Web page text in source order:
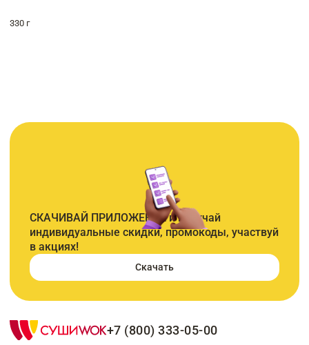
330 г
СКАЧИВАЙ ПРИЛОЖЕНИЕ и получай
индивидуальные скидки, промокоды, участвуй
в акциях!
Скачать
+7 (800) 333-05-00